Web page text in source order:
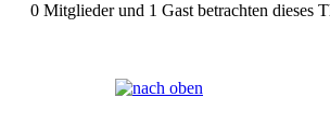
0 Mitglieder und 1 Gast betrachten dieses